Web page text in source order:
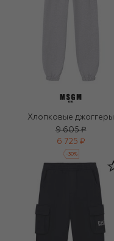
Хлопковые джоггеры
9 605 ₽
6 725 ₽
-30%